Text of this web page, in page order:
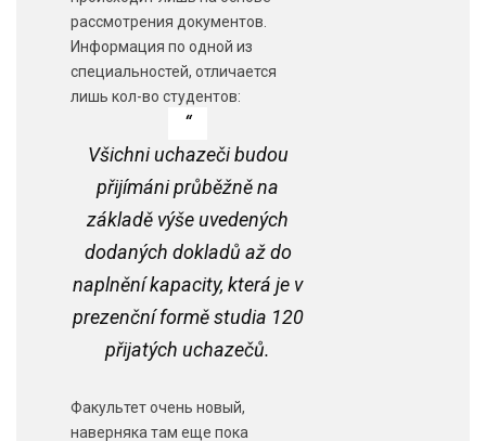
рассмотрения документов.
Информация по одной из
специальностей, отличается
лишь кол-во студентов:
Všichni uchazeči budou
přijímáni průběžně na
základě výše uvedených
dodaných dokladů až do
naplnění kapacity, která je v
prezenční formě studia 120
přijatých uchazečů.
Факультет очень новый,
наверняка там еще пока